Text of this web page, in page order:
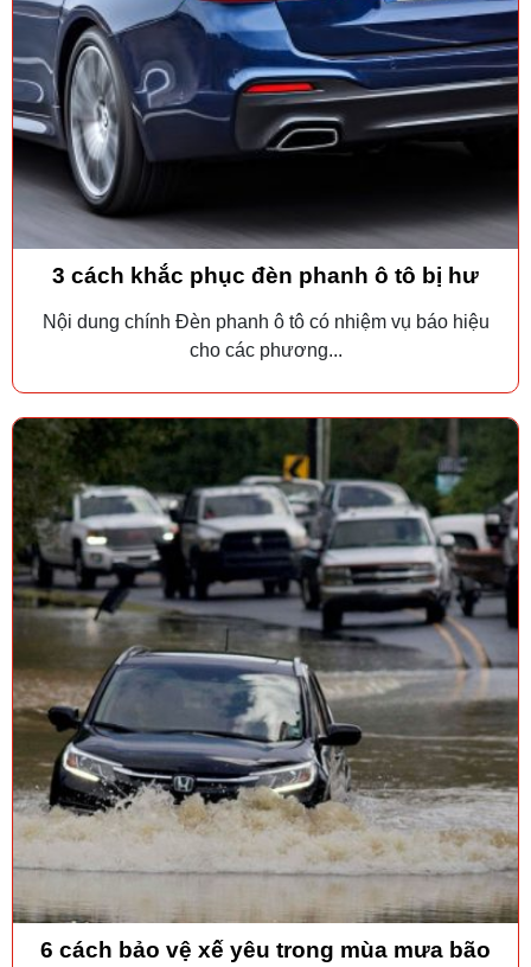
3 cách khắc phục đèn phanh ô tô bị hư
Nội dung chính Đèn phanh ô tô có nhiệm vụ báo hiệu
cho các phương...
6 cách bảo vệ xế yêu trong mùa mưa bão